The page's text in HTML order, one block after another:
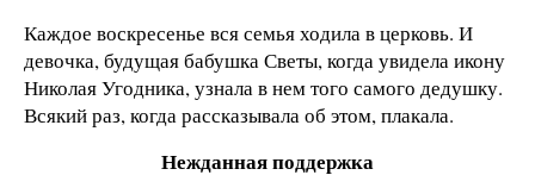
Каждое воскресенье вся семья ходила в церковь. И
девочка, будущая бабушка Светы, когда увидела икону
Николая Угодника, узнала в нем того самого дедушку.
Всякий раз, когда рассказывала об этом, плакала.
Нежданная поддержка